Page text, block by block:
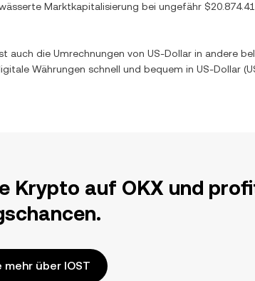
Marktkapitalisierung bei ungefähr
auch die Umrechnungen von US-Dollar in andere
Währungen schnell und bequem in US-Dollar (
Krypto auf OKX und
mehr über IOST